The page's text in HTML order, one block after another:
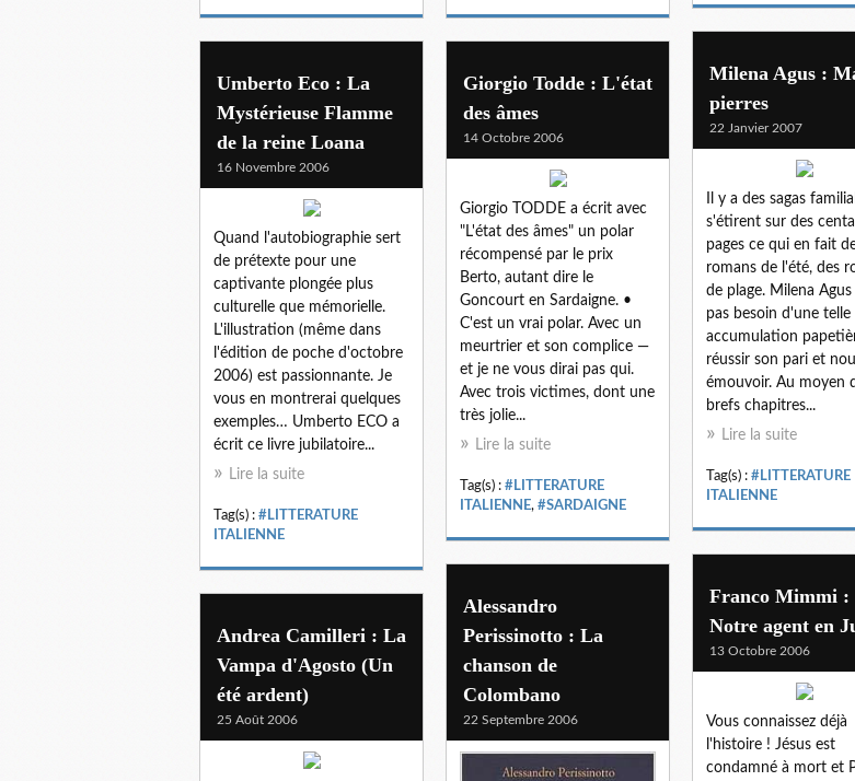
Milena Agus :
pierres
22 Janvier 2007
Il y a des sagas
s'étirent sur des
pages ce qui en fait
romans de l'été, des
de plage. Milena Agus
pas besoin d'une telle
accumulation
réussir son pari et
émouvoir. Au moyen
brefs chapitres...
Lire la suite
Tag(s) : #LITTERATURE
ITALIENNE
Umberto Eco : La
Mystérieuse Flamme
de la reine Loana
16 Novembre 2006
Quand l'autobiographie sert
de prétexte pour une
captivante plongée plus
culturelle que mémorielle.
L'illustration (même dans
l'édition de poche d'octobre
2006) est passionnante. Je
vous en montrerai quelques
exemples… Umberto ECO a
écrit ce livre jubilatoire...
Lire la suite
Tag(s) : #LITTERATURE
ITALIENNE
Giorgio Todde : L'état
des âmes
14 Octobre 2006
Giorgio TODDE a écrit avec
"L'état des âmes" un polar
récompensé par le prix
Berto, autant dire le
Goncourt en Sardaigne. •
C'est un vrai polar. Avec un
meurtrier et son complice —
et je ne vous dirai pas qui.
Avec trois victimes, dont une
très jolie...
Lire la suite
Tag(s) : #LITTERATURE
ITALIENNE, #SARDAIGNE
Franco Mimmi :
Notre agent en
13 Octobre 2006
Vous connaissez déjà
l'histoire ! Jésus est
condamné à mort et
Alessandro
Perissinotto : La
chanson de
Colombano
22 Septembre 2006
Andrea Camilleri : La
Vampa d'Agosto (Un
été ardent)
25 Août 2006